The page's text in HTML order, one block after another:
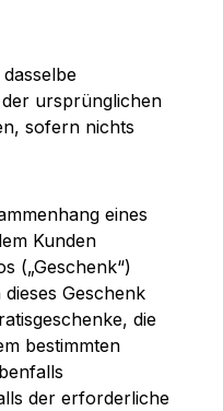
der ursprünglichen
sofern nichts
eines
Kunden
(„Geschenk“)
Geschenk
die
bestimmten
der erforderliche